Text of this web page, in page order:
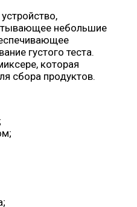
небольшие
густого теста.
которая
сбора продуктов.